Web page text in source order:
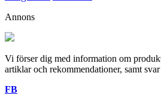
Annons
Vi förser dig med information om
artiklar och rekommendationer, samt
FB